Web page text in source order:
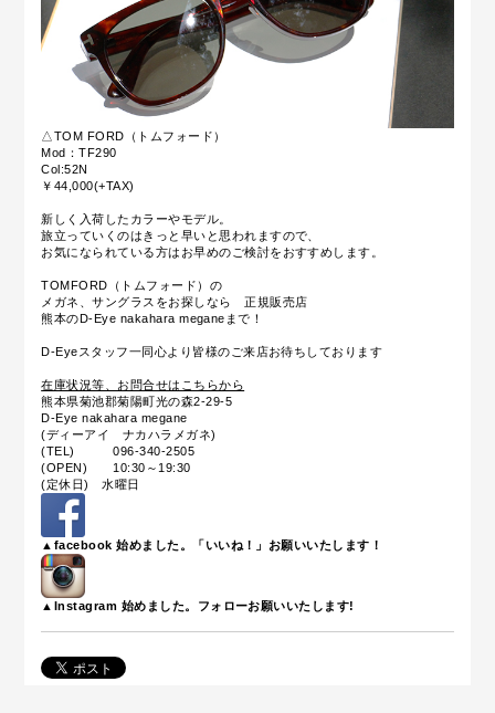
△TOM FORD（トムフォード）
Mod：TF290
Col:52N
￥44,000(+TAX)
新しく入荷したカラーやモデル。
旅立っていくのはきっと早いと思われますので、
お気になられている方はお早めのご検討をおすすめします。
TOMFORD（トムフォード）の
メガネ、サングラスをお探しなら 正規販売店
熊本のD-Eye nakahara meganeまで！
D-Eyeスタッフ一同心より皆様のご来店お待ちしております
在庫状況等、お問合せはこちらから
熊本県菊池郡菊陽町光の森2-29-5
D-Eye nakahara megane
(ディーアイ ナカハラメガネ)
(TEL) 096-340-2505
(OPEN) 10:30～19:30
(定休日) 水曜日
▲facebook 始めました。「いいね！」お願いいたします！
▲Instagram 始めました。フォローお願いいたします!